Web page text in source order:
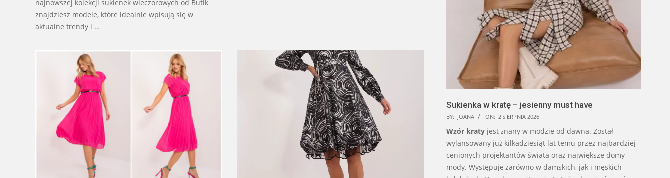
najnowszej kolekcji sukienek wieczorowych od Butik
znajdziesz modele, które idealnie wpisują się w
aktualne trendy i …
Sukienka w kratę – jesienny must have
BY: JOANA ON: 2 SIERPNIA 2026
Wzór kraty jest znany w modzie od dawna. Został
wylansowany już kilkadziesiąt lat temu przez najbardziej
cenionych projektantów świata oraz największe domy
mody. Występuje zarówno w damskich, jak i męskich